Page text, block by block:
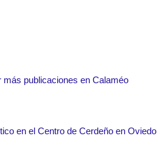
más publicaciones en Calaméo
en el Centro de Cerdeño en Oviedo